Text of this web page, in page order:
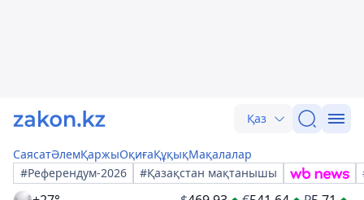
Қаз
СаясатӘлемҚаржыОқиғаҚұқықМақалалар
#Референдум-2026
#Қазақстан мақтанышы